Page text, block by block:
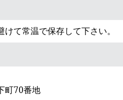
て常温で保存して下さい。
町70番地